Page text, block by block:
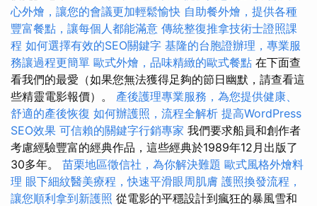
心外燴，讓您的會議更加輕鬆愉快 自助餐外燴，提供各種
豐富餐點，讓每個人都能滿意 傳統整復推拿技術士證照課
程 如何選擇有效的SEO關鍵字 基隆的台胞證辦理，專業服
務讓過程更簡單 歐式外燴，品味精緻的歐式餐點 在下面查
看我們的最愛（如果您無法獲得足夠的節日幽默，請查看這
些精靈電影報價）。 產後護理專業服務，為您提供健康、
舒適的產後恢復 如何辦護照，流程全解析 提高WordPress
SEO效果 可信賴的關鍵字行銷專家 我們要求船員和創作者
考慮經驗豐富的經典作品，這些經典於1989年12月出版了
30多年。 苗栗地區徵信社，為你解決難題 歐式風格外燴料
理 眼下細紋醫美療程，快速平滑眼周肌膚 護照換發流程，
讓您順利拿到新護照 從電影的平穩設計到瘋狂的暴風雪和